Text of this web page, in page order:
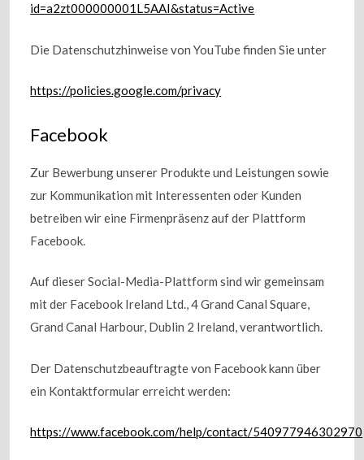
id=a2zt000000001L5AAI&status=Active
Die Datenschutzhinweise von YouTube finden Sie unter
https://policies.google.com/privacy
Facebook
Zur Bewerbung unserer Produkte und Leistungen sowie
zur Kommunikation mit Interessenten oder Kunden
betreiben wir eine Firmenpräsenz auf der Plattform
Facebook.
Auf dieser Social-Media-Plattform sind wir gemeinsam
mit der Facebook Ireland Ltd., 4 Grand Canal Square,
Grand Canal Harbour, Dublin 2 Ireland, verantwortlich.
Der Datenschutzbeauftragte von Facebook kann über
ein Kontaktformular erreicht werden:
https://www.facebook.com/help/contact/540977946302970